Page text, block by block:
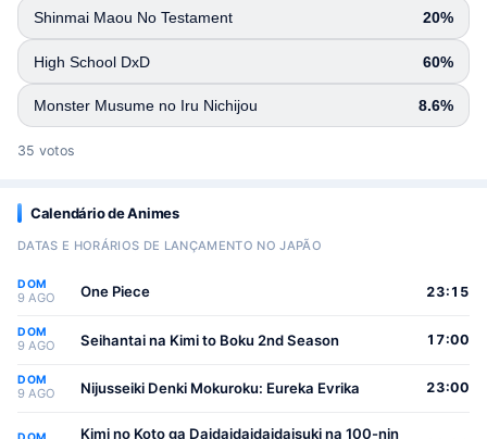
Shinmai Maou No Testament 20%
High School DxD 60%
Monster Musume no Iru Nichijou 8.6%
35 votos
Calendário de Animes
DATAS E HORÁRIOS DE LANÇAMENTO NO JAPÃO
DOM
9 AGO One Piece 23:15
DOM
9 AGO Seihantai na Kimi to Boku 2nd Season 17:00
DOM
9 AGO Nijusseiki Denki Mokuroku: Eureka Evrika 23:00
Kimi no Koto ga Daidaidaidaidaisuki na 100-nin